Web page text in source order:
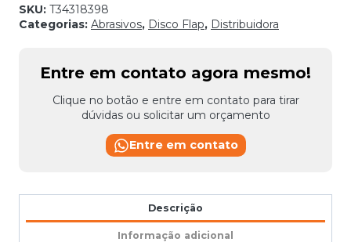
ZA40Q-
B
quantidade
SKU: T34318398
Categorias: Abrasivos, Disco Flap, Distribuidora
Entre em contato agora mesmo!
Clique no botão e entre em contato para tirar
dúvidas ou solicitar um orçamento
Entre em contato
Descrição
Informação adicional